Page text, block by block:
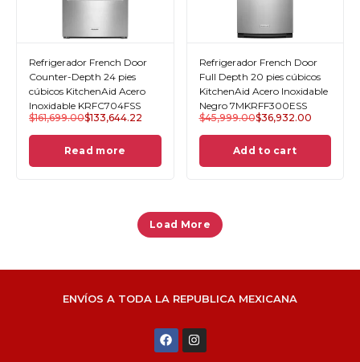
Refrigerador French Door
Counter-Depth 24 pies
cúbicos KitchenAid Acero
Inoxidable KRFC704FSS
$161,699.00$133,644.22
Read more
Refrigerador French Door
Full Depth 20 pies cúbicos
KitchenAid Acero Inoxidable
Negro 7MKRFF300ESS
$45,999.00$36,932.00
Add to cart
Load More
ENVÍOS A TODA LA REPUBLICA MEXICANA